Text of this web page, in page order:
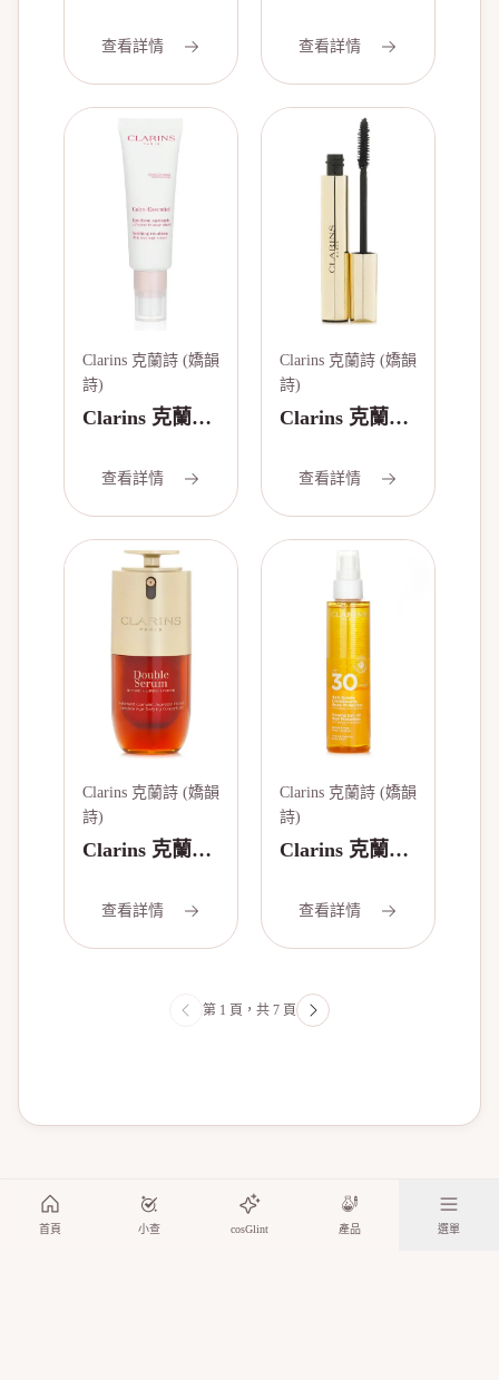
草本＆蘆薈提
取物保濕溫和
泡沫潔面乳 -
中性至乾性皮
膚 125ml/4.2oz
查看詳情
煥活晚霜
50ml/1.6oz
查看詳情
Clarins 克蘭詩 (嬌韻
詩)
Clarins 克蘭詩
乳液 - 敏感肌
膚 50ml/1.7oz
查看詳情
Clarins 克蘭詩 (嬌韻
詩)
Clarins 克蘭詩
密大眼睫毛膏 -
# 01 Intense
Black8ml/0.2oz
查看詳情
Clarins 克蘭詩 (嬌韻
詩)
Clarins 克蘭詩
雙精華30ml
查看詳情
Clarins 克蘭詩 (嬌韻
詩)
Clarins 克蘭詩
Glowing Sun 身
體高防曬油噴
150ml/5oz
查看詳情
第 1 頁，共 7 頁
首頁 小查 cosGlint 產品 選單